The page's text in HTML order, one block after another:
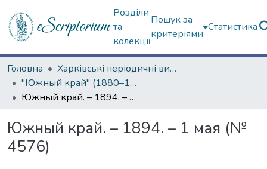
Розділи
та
колекції
Пошук за
критеріями
Статистика
Головна
Харківські періодичні видання
"Южный край" (1880–1919 гг.)
Южный край. – 1894. – 1 мая (№ 4576)
Южный край. – 1894. – 1 мая (№
4576)